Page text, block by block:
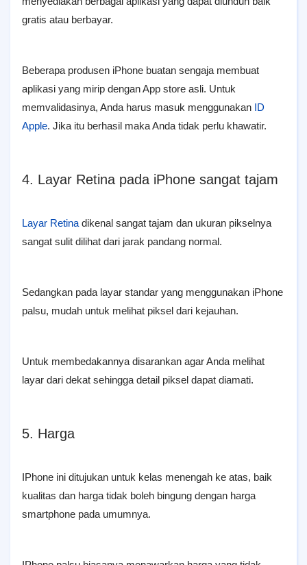
gratis atau berbayar.
Beberapa produsen iPhone buatan sengaja membuat
aplikasi yang mirip dengan App store asli. Untuk
memvalidasinya, Anda harus masuk menggunakan ID
Apple. Jika itu berhasil maka Anda tidak perlu khawatir.
4. Layar Retina pada iPhone sangat tajam
Layar Retina dikenal sangat tajam dan ukuran pikselnya
sangat sulit dilihat dari jarak pandang normal.
Sedangkan pada layar standar yang menggunakan iPhone
palsu, mudah untuk melihat piksel dari kejauhan.
Untuk membedakannya disarankan agar Anda melihat
layar dari dekat sehingga detail piksel dapat diamati.
5. Harga
IPhone ini ditujukan untuk kelas menengah ke atas, baik
kualitas dan harga tidak boleh bingung dengan harga
smartphone pada umumnya.